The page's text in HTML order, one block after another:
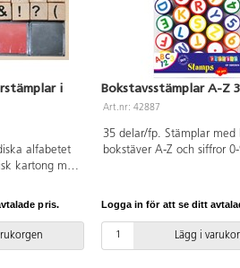
i
alfabetet
kartong med
rött och svart
mm.
pris.
Bokstavsstämplar A-Z
Art.nr: 42887
35 delar/fp. Stämplar med
bokstäver A-Z och siffror
märkta. Från 3 år,
Logga in för att se ditt
Lägg i